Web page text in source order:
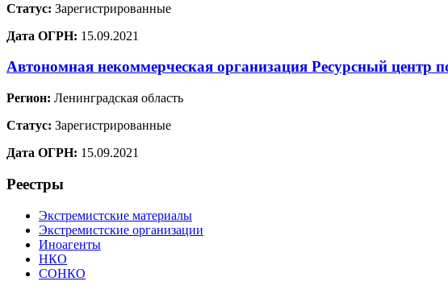
Статус: Зарегистрированные
Дата ОГРН: 15.09.2021
Автономная некоммерческая организация Ресурсный
Регион: Ленинградская область
Статус: Зарегистрированные
Дата ОГРН: 15.09.2021
Реестры
Экстремистские материалы
Экстремистские организации
Иноагенты
НКО
СОНКО